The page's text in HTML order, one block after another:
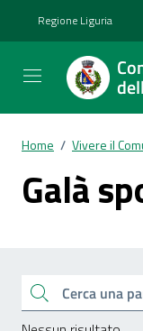
Regione Liguria
Home / Vivere il
Galà
Esplora
Cerca una parola chiave